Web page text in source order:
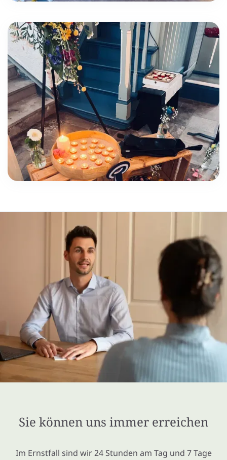
Sie können uns immer erreichen
Im Ernstfall sind wir 24 Stunden am Tag und 7 Tage